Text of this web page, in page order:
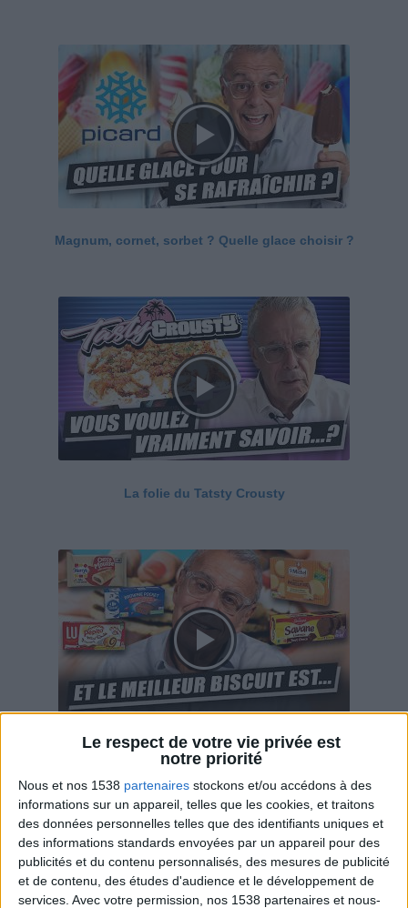
Le respect de votre vie privée est
notre priorité
Nous et nos 1538 partenaires stockons et/ou accédons à des
informations sur un appareil, telles que les cookies, et traitons
des données personnelles telles que des identifiants uniques et
des informations standards envoyées par un appareil pour des
publicités et du contenu personnalisés, des mesures de publicité
et de contenu, des études d'audience et le développement de
services. Avec votre permission, nos 1538 partenaires et nous-
Magnum, cornet, sorbet ? Quelle glace choisir ?
La folie du Tatsty Crousty
Savane, LU, Pepito, Harrys... Que valent vraiment
ces gâteaux ?
Webinaires en direct Voir tout